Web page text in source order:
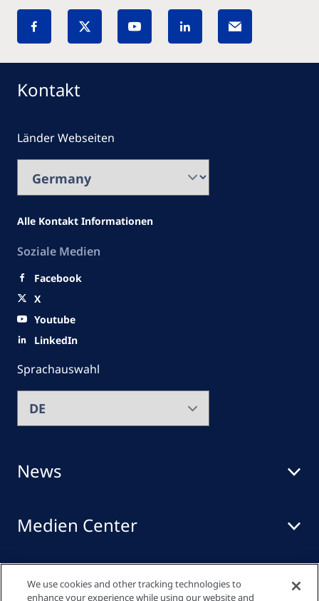
News
Medien Center
Events
Kontakt
Länder Webseiten
Alle Kontakt Informationen
Soziale Medien
Facebook
X
Youtube
LinkedIn
Sprachauswahl
We use cookies and other tracking technologies to
enhance your experience while using our website and